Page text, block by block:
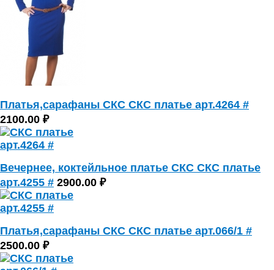
Платья,сарафаны СКС СКС платье арт.4264 #
2100.00 ₽
Вечернее, коктейльное платье СКС СКС платье
арт.4255 # 2900.00 ₽
Платья,сарафаны СКС СКС платье арт.066/1 #
2500.00 ₽